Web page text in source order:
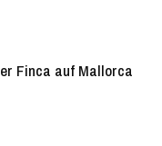
Finca auf Mallorca